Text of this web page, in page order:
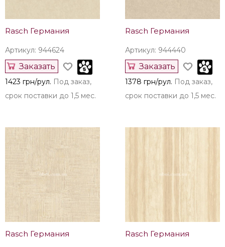
Rasch Германия
Артикул: 944624
Заказать
1423 грн/рул. Под заказ,
срок поставки до 1,5 мес.
Rasch Германия
Артикул: 944440
Заказать
1378 грн/рул. Под заказ,
срок поставки до 1,5 мес.
Rasch Германия Rasch Германия